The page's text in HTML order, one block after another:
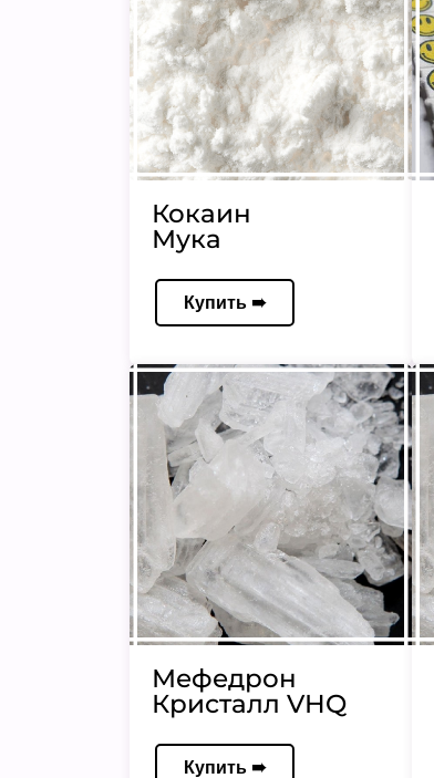
Кокаин
Мука
Купить ➠
Мефедрон
Кристалл VHQ
Купить ➠